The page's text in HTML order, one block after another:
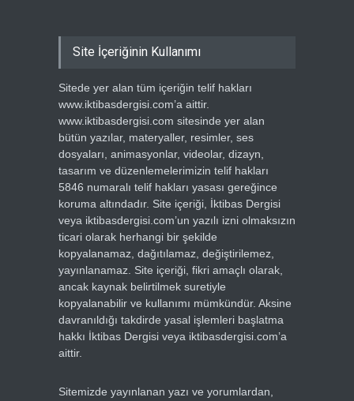
Site İçeriğinin Kullanımı
Sitede yer alan tüm içeriğin telif hakları
www.iktibasdergisi.com’a aittir.
www.iktibasdergisi.com sitesinde yer alan
bütün yazılar, materyaller, resimler, ses
dosyaları, animasyonlar, videolar, dizayn,
tasarım ve düzenlemelerimizin telif hakları
5846 numaralı telif hakları yasası gereğince
koruma altındadır. Site içeriği, İktibas Dergisi
veya iktibasdergisi.com’un yazılı izni olmaksızın
ticari olarak herhangi bir şekilde
kopyalanamaz, dağıtılamaz, değiştirilemez,
yayınlanamaz. Site içeriği, fikri amaçlı olarak,
ancak kaynak belirtilmek suretiyle
kopyalanabilir ve kullanımı mümkündür. Aksine
davranıldığı takdirde yasal işlemleri başlatma
hakkı İktibas Dergisi veya iktibasdergisi.com’a
aittir.
Sitemizde yayınlanan yazı ve yorumlardan,